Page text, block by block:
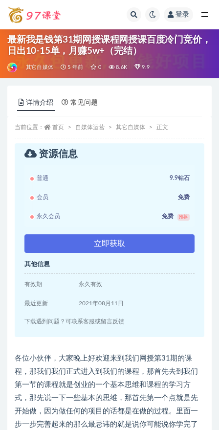
登录
最新我是钱第31期网授课程网授课百度冷门竞价，
日出10-15单，月赚5w+（完结）
其它自媒体 5 年前 0 8.6K 9.9
详情介绍 常见问题
当前位置： 首页 自媒体运营 其它自媒体 正文
资源信息
普通 9.9钻石
会员 免费
永久会员 免费 推荐
立即获取
其他信息
有效期 永久有效
最近更新 2021年08月11日
下载遇到问题？可联系客服或留言反馈
各位小伙伴，大家晚上好欢迎来到我们网授第31期的课
程，那我们我们正式进入到我们的课程，那首先去到我们
第一节的课程就是创业的一个基本思维和课程的学习方
式，那先说一下一些基本的思维，那首先第一个点就是先
开始做，因为做任何的项目的话都是在做的过程。里面一
步一步完善起来的那么最忌讳的就是说你可能说你学完了